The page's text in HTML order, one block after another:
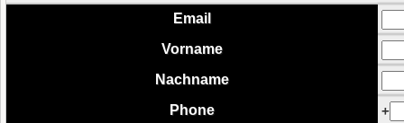
Email
Vorname
Nachname
Phone
+